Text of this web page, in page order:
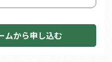
ムから申し込む